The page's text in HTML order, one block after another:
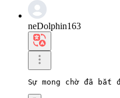
neDolphin163
Sự mong chờ đã